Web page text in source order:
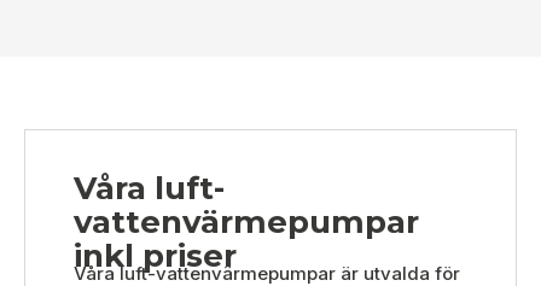
Våra luft-
vattenvärmepumpar
inkl priser
Våra luft-vattenvärmepumpar är utvalda för